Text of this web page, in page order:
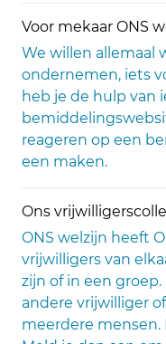
Voor mekaar ONS
We willen allemaal
ondernemen, iets
heb je de hulp van
reageren op een
een maken.
Ons
ONS welzijn heeft
vrijwilligers van
zijn of in een
andere vrijwilliger
meerdere mensen.